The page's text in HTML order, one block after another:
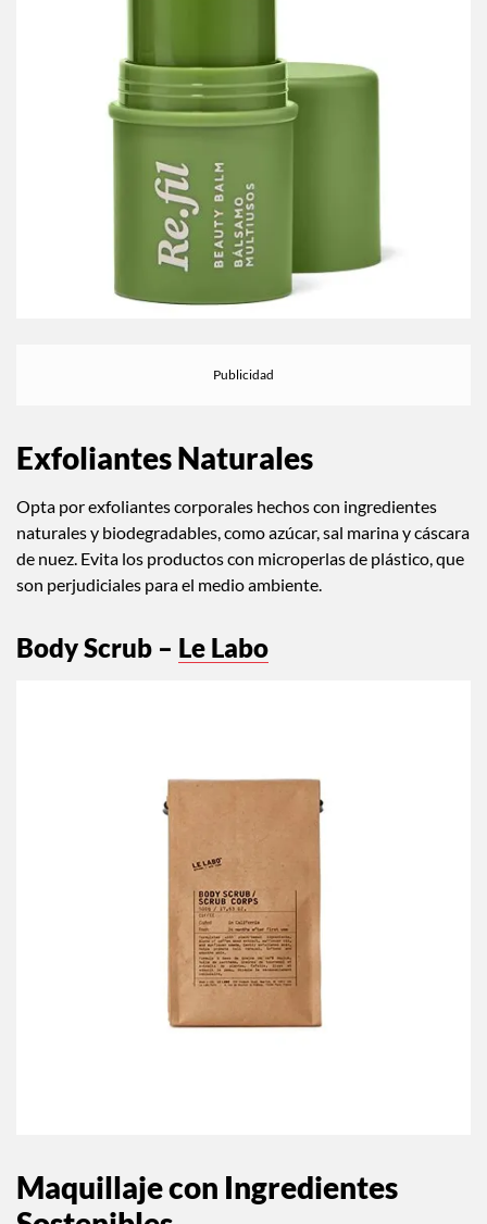
Exfoliantes Naturales
Opta por exfoliantes corporales hechos con ingredientes
naturales y biodegradables, como azúcar, sal marina y cáscara
de nuez. Evita los productos con microperlas de plástico, que
son perjudiciales para el medio ambiente.
Body Scrub – Le Labo
Maquillaje con Ingredientes